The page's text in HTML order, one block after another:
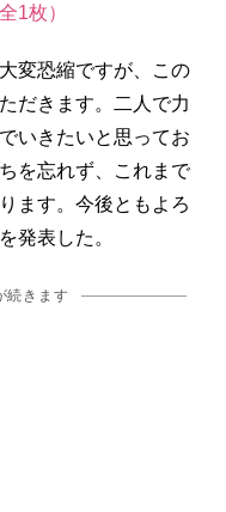
1枚）
変恐縮ですが、この
だきます。二人で力
いきたいと思ってお
を忘れず、これまで
ます。今後ともよろ
発表した。
続きます